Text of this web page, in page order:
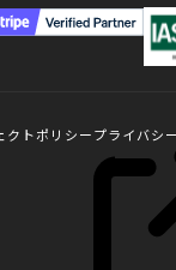
クトポリシープライバシ